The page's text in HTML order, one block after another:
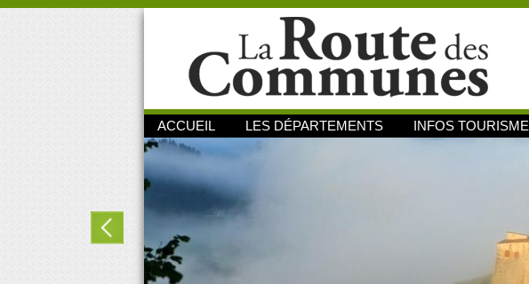
ACCUEIL LES DÉPARTEMENTS INFOS TOURISME